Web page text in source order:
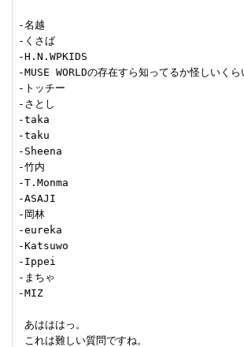
-名越
-くさば
-H.N.WPKIDS
-MUSE WORLDの存在すら知ってるか怪しいく
-トッチー
-さとし
-taka
-taku
-Sheena
-竹内
-T.Monma
-ASAJI
-岡林
-eureka
-Katsuwo
-Ippei
-まちゃ
-MIZ
あはははっ。
これは難しい質問ですね。